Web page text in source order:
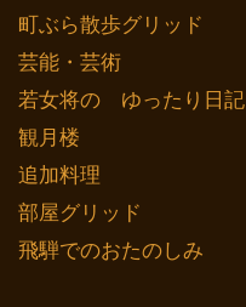
町ぶら散歩グリッド
芸能・芸術
若女将の ゆったり日記
観月楼
追加料理
部屋グリッド
飛騨でのおたのしみ